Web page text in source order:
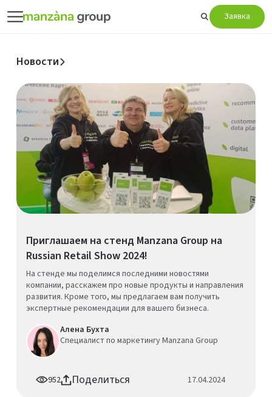
Заявка
Новости
Приглашаем на стенд Manzana Group на
Russian Retail Show 2024!
На стенде мы поделимся последними новостями
компании, расскажем про новые продукты и направления
развития. Кроме того, мы предлагаем вам получить
экспертные рекомендации для вашего бизнеса.
Алена Бухта
Специалист по маркетингу Manzana Group
952 Поделиться 17.04.2024